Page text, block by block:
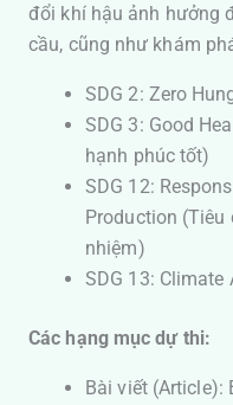
đổi khí hậu ảnh hưởng
cầu, cũng như khám
SDG 2: Zero
SDG 3: Good
hạnh phúc tốt)
SDG 12:
Production (Tiêu
nhiệm)
SDG 13:
Các hạng mục dự thi:
Bài viết (Article):